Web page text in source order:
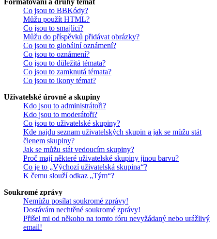
Formátování a druhy témat
Co jsou to BBKódy?
Můžu použít HTML?
Co jsou to smajlíci?
Můžu do příspěvků přidávat obrázky?
Co jsou to globální oznámení?
Co jsou to oznámení?
Co jsou to důležitá témata?
Co jsou to zamknutá témata?
Co jsou to ikony témat?
Uživatelské úrovně a skupiny
Kdo jsou to administrátoři?
Kdo jsou to moderátoři?
Co jsou to uživatelské skupiny?
Kde najdu seznam uživatelských skupin a jak se můžu stát
členem skupiny?
Jak se můžu stát vedoucím skupiny?
Proč mají některé uživatelské skupiny jinou barvu?
Co je to „Výchozí uživatelská skupina“?
K čemu slouží odkaz „Tým“?
Soukromé zprávy
Nemůžu posílat soukromé zprávy!
Dostávám nechtěné soukromé zprávy!
Přišel mi od někoho na tomto fóru nevyžádaný nebo urážlivý
email!